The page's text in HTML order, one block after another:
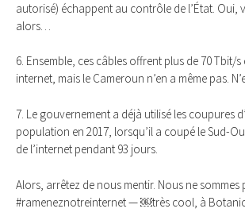
autorisé) échappent au contrôle de l’État. Oui,
alors…
6. Ensemble, ces câbles offrent plus de 70 Tbit/
internet, mais le Cameroun n’en a même pas.
7. Le gouvernement a déjà utilisé les coupures
population en 2017, lorsqu’il a coupé le Sud-
de l’internet pendant 93 jours.
Alors, arrêtez de nous mentir. Nous ne sommes
#rameneznotreinternet — ￼très cool, à